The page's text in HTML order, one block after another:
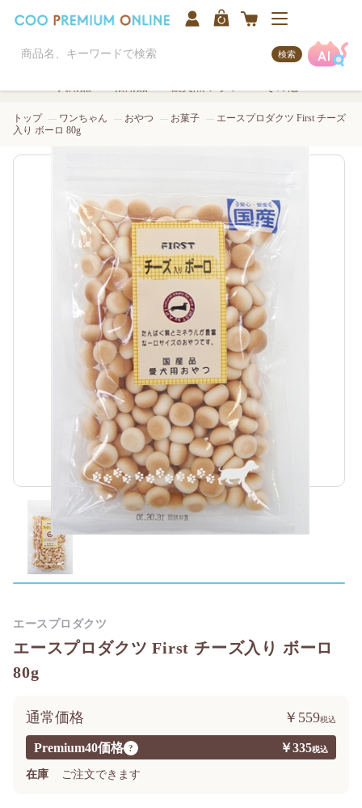
検索
トップ ワンちゃん おやつ お菓子
エースプロダクツ First チーズ
入り ボーロ 80g
エースプロダクツ First チーズ入り ボーロ
80g
Premium40価格 ? ￥335
通常価格 ￥559
在庫 ご注文できます
エースプロダクツ